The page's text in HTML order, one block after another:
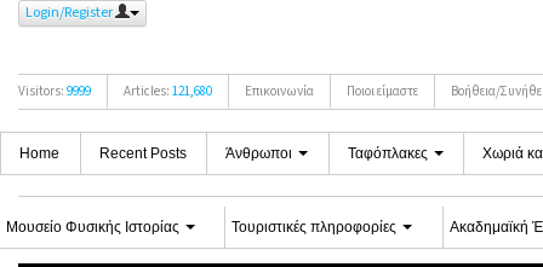
Login/Register
Visitors: 9999 Articles: 121,680 Επικοινωνία Ποιοι είμαστε Βοήθεια/
Home Recent Posts Άνθρωποι Ταφόπλακες Χωριά
Μουσείο Φυσικής Ιστορίας Τουριστικές πληροφορίες Aκαδημαϊκή